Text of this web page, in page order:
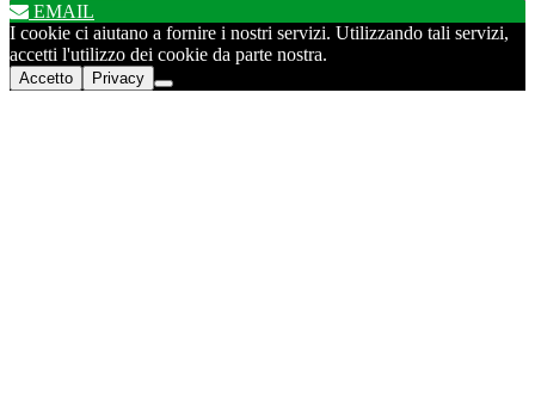
EMAIL
I cookie ci aiutano a fornire i nostri servizi. Utilizzando tali servizi,
accetti l'utilizzo dei cookie da parte nostra.
Accetto Privacy